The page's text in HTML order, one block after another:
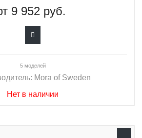
9 952 руб.
5 моделей
Mora of Sweden
Нет в наличии